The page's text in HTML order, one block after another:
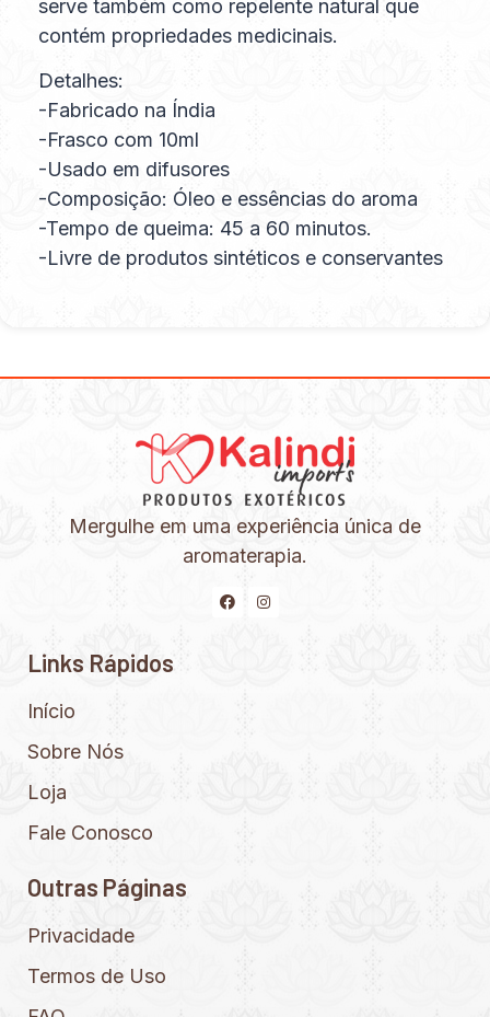
serve também como repelente natural que
contém propriedades medicinais.
Detalhes:
-Fabricado na Índia
-Frasco com 10ml
-Usado em difusores
-Composição: Óleo e essências do aroma
-Tempo de queima: 45 a 60 minutos.
-Livre de produtos sintéticos e conservantes
Mergulhe em uma experiência única de
aromaterapia.
Links Rápidos
Início
Sobre Nós
Loja
Fale Conosco
Outras Páginas
Privacidade
Termos de Uso